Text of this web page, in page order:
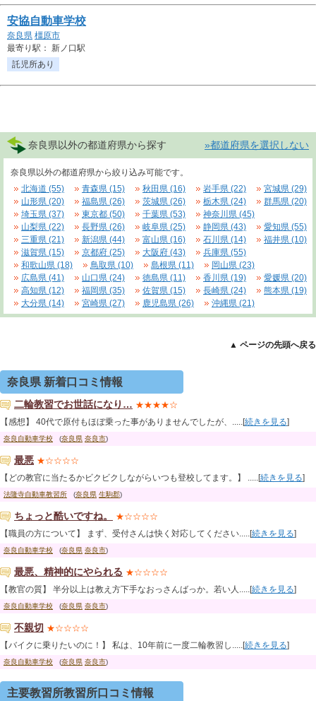
安協自動車学校
奈良県 橿原市
最寄り駅： 新ノ口駅
託児所あり
奈良県以外の都道府県から探す »都道府県を選択しない
奈良県以外の都道府県から絞り込み可能です。
北海道 (55)
青森県 (15) 秋田県 (16) 岩手県 (22)
宮城県 (29)
山形県 (20)
福島県 (26) 茨城県 (26) 栃木県 (24)
群馬県 (20)
埼玉県 (37)
東京都 (50) 千葉県 (53)
神奈川県 (45)
山梨県 (22)
長野県 (26) 岐阜県 (25) 静岡県 (43)
愛知県 (55)
三重県 (21)
新潟県 (44) 富山県 (16) 石川県 (14)
福井県 (10)
滋賀県 (15)
京都府 (25) 大阪府 (43)
兵庫県 (55)
和歌山県 (18)
鳥取県 (10) 島根県 (11)
岡山県 (23)
広島県 (41)
山口県 (24) 徳島県 (11) 香川県 (19)
愛媛県 (20)
高知県 (12)
福岡県 (35) 佐賀県 (15) 長崎県 (24)
熊本県 (19)
大分県 (14)
宮崎県 (27) 鹿児島県 (26) 沖縄県 (21)
▲ ページの先頭へ戻る
奈良県 新着口コミ情報
二輪教習でお世話になり… ★★★★☆
【感想】 40代で原付もほぼ乗った事がありませんでしたが、.....[続きを見る]
奈良自動車学校 (奈良県 奈良市)
最悪 ★☆☆☆☆
【どの教官に当たるかビクビクしながらいつも登校してます。】 .....[続きを見る]
法隆寺自動車教習所 (奈良県 生駒郡)
ちょっと酷いですね。 ★☆☆☆☆
【職員の方について】 まず、受付さんは快く対応してください.....[続きを見る]
奈良自動車学校 (奈良県 奈良市)
最悪、精神的にやられる ★☆☆☆☆
【教官の質】 半分以上は教え方下手なおっさんばっか。若い人.....[続きを見る]
奈良自動車学校 (奈良県 奈良市)
不親切 ★☆☆☆☆
【バイクに乗りたいのに！】 私は、10年前に一度二輪教習し.....[続きを見る]
奈良自動車学校 (奈良県 奈良市)
主要教習所教習所口コミ情報